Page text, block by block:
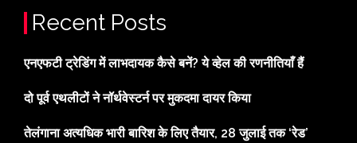
Recent Posts
एनएफटी ट्रेडिंग में लाभदायक कैसे बनें? ये व्हेल की रणनीतियाँ हैं
दो पूर्व एथलीटों ने नॉर्थवेस्टर्न पर मुकदमा दायर किया
तेलंगाना अत्यधिक भारी बारिश के लिए तैयार, 28 जुलाई तक ‘रेड’